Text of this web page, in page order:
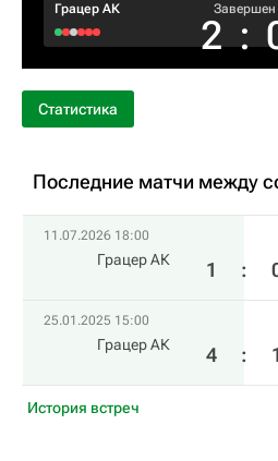
Грацер АК Завершен
2 :
Статистика
Последние матчи между
11.07.2026 18:00
Грацер АК 1 :
25.01.2025 15:00
Грацер АК 4 : 1
История встреч